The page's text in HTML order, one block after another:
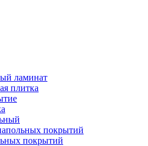
ламинат
плитка
покрытий
покрытий